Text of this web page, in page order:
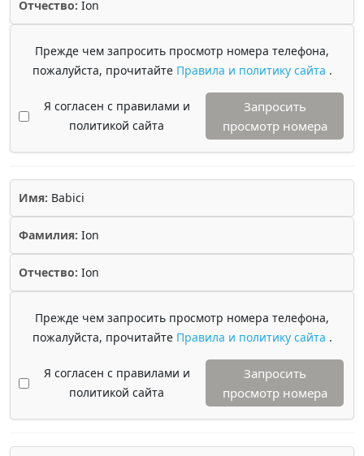
Отчество: Ion
Прежде чем запросить просмотр номера телефона,
пожалуйста, прочитайте Правила и политику сайта .
Я согласен с правилами и
политикой сайта
Запросить
просмотр номера
Имя: Babici
Фамилия: Ion
Отчество: Ion
Прежде чем запросить просмотр номера телефона,
пожалуйста, прочитайте Правила и политику сайта .
Я согласен с правилами и
политикой сайта
Запросить
просмотр номера